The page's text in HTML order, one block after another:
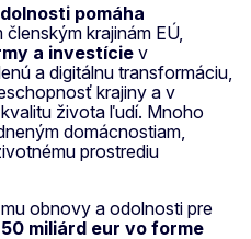
pomáha
členským krajinám EÚ,
a investície v
a digitálnu transformáciu,
krajiny a v
života ľudí. Mnoho
domácnostiam,
prostrediu
obnovy a odolnosti pre
miliárd eur vo forme